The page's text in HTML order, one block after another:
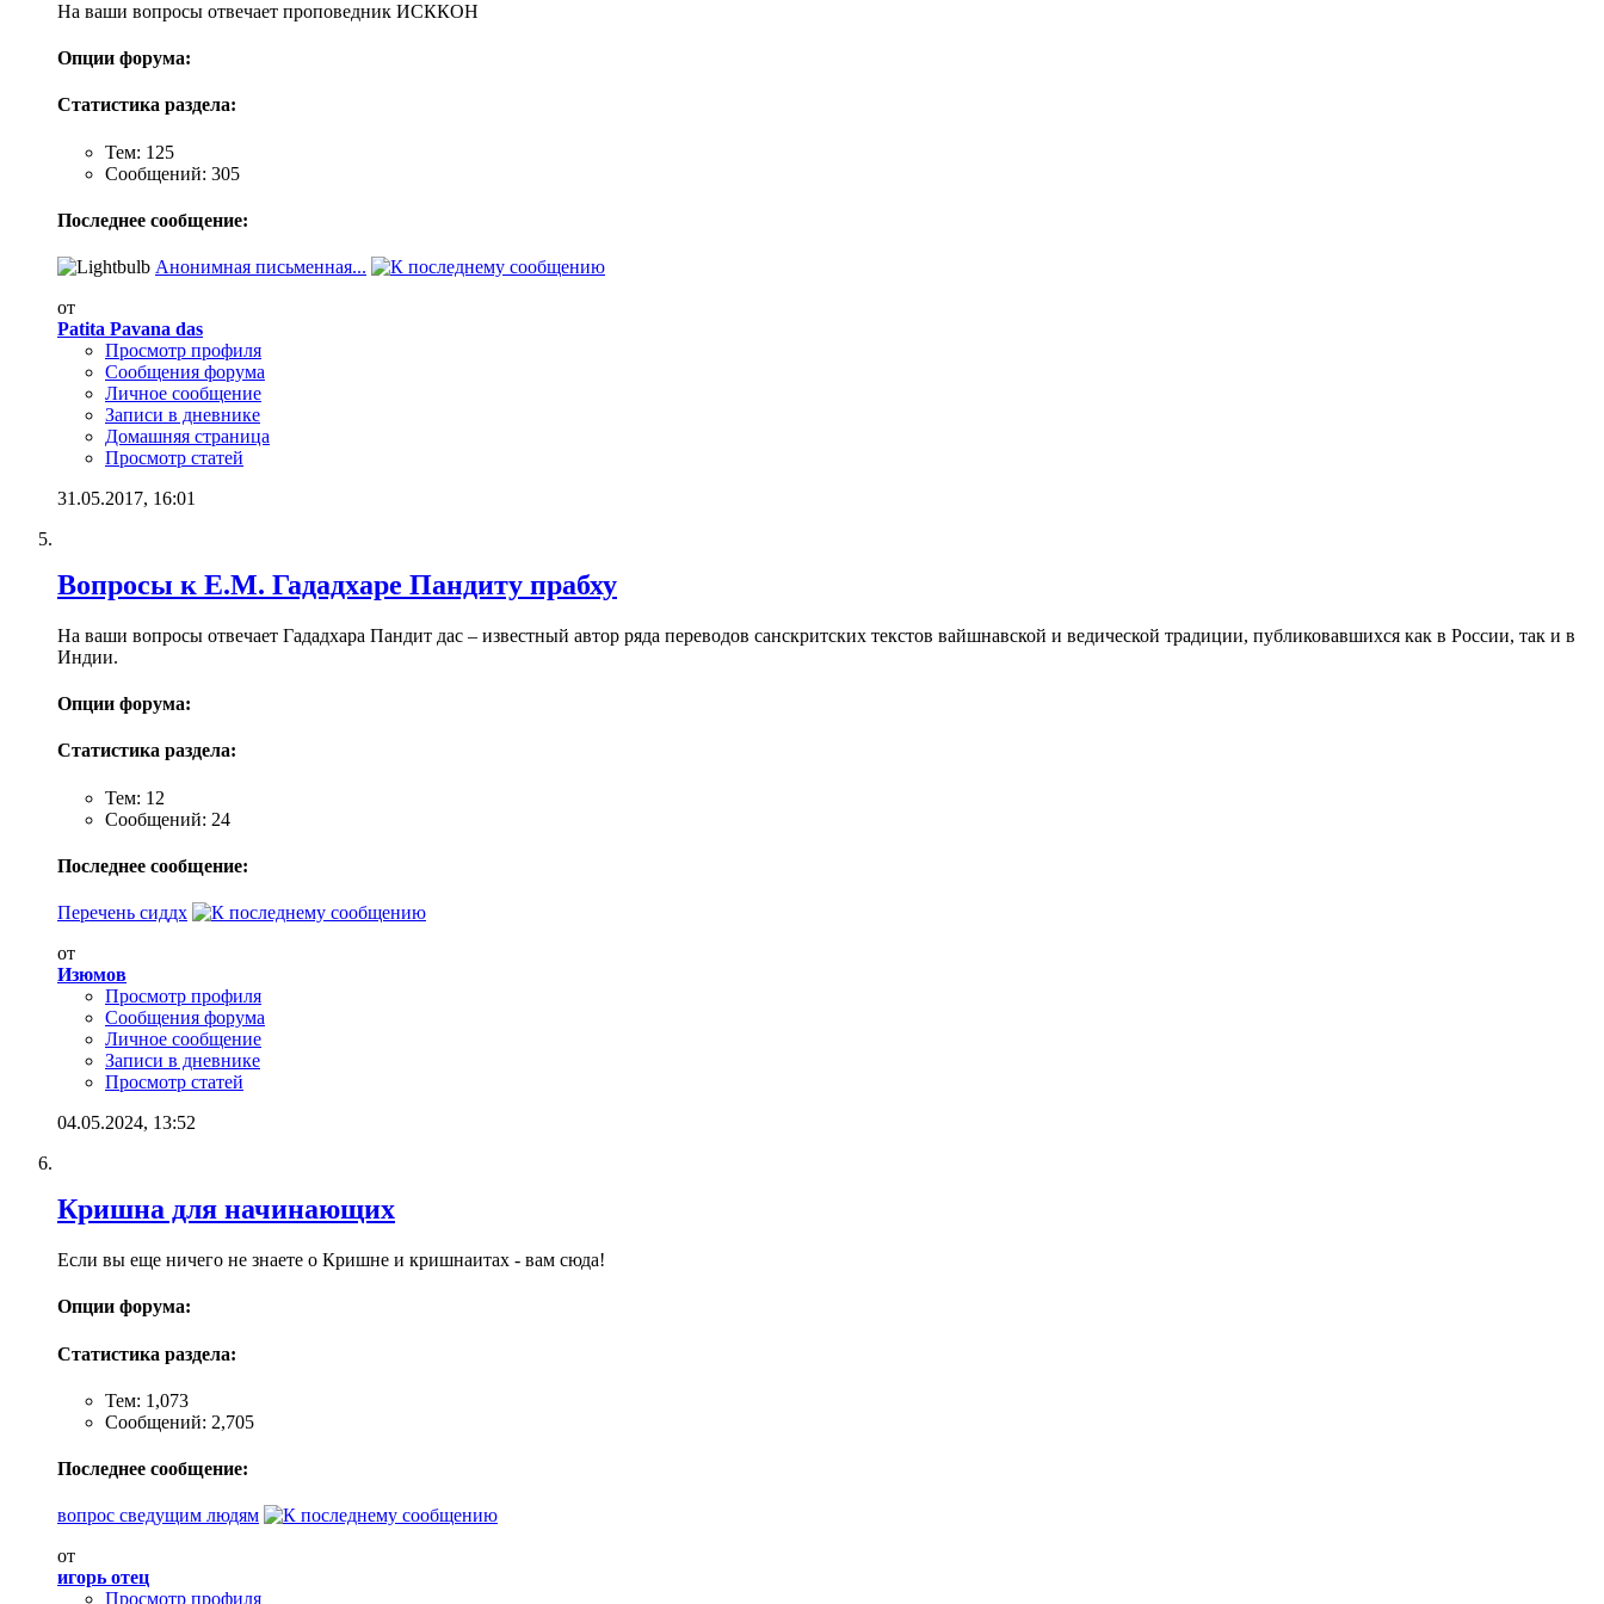
На ваши вопросы отвечает проповедник ИСККОН
Опции форума:
Статистика раздела:
Тем: 125
Сообщений: 305
Последнее сообщение:
Анонимная письменная...
от
Patita Pavana das
Просмотр профиля
Сообщения форума
Личное сообщение
Записи в дневнике
Домашняя страница
Просмотр статей
31.05.2017, 16:01
Вопросы к Е.М. Гададхаре Пандиту прабху
На ваши вопросы отвечает Гададхара Пандит дас – известный автор ряда переводов санскритских текстов вайшнавской и ведической традиции, публиковавшихся как в России, так и в
Индии.
Опции форума:
Статистика раздела:
Тем: 12
Сообщений: 24
Последнее сообщение:
Перечень сиддх
от
Изюмов
Просмотр профиля
Сообщения форума
Личное сообщение
Записи в дневнике
Просмотр статей
04.05.2024, 13:52
Кришна для начинающих
Если вы еще ничего не знаете о Кришне и кришнаитах - вам сюда!
Опции форума:
Статистика раздела:
Тем: 1,073
Сообщений: 2,705
Последнее сообщение:
вопрос сведущим людям
от
игорь отец
Просмотр профиля